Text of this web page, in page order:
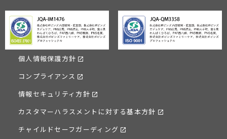
個人情報保護方針
コンプライアンス
情報セキュリティ方針
カスタマーハラスメントに対する基本方針
チャイルドセーフガーディング